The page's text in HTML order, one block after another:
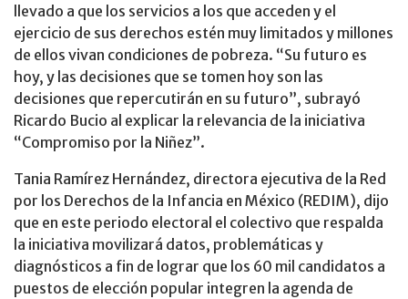
llevado a que los servicios a los que acceden y el
ejercicio de sus derechos estén muy limitados y millones
de ellos vivan condiciones de pobreza. “Su futuro es
hoy, y las decisiones que se tomen hoy son las
decisiones que repercutirán en su futuro”, subrayó
Ricardo Bucio al explicar la relevancia de la iniciativa
“Compromiso por la Niñez”.
Tania Ramírez Hernández, directora ejecutiva de la Red
por los Derechos de la Infancia en México (REDIM), dijo
que en este periodo electoral el colectivo que respalda
la iniciativa movilizará datos, problemáticas y
diagnósticos a fin de lograr que los 60 mil candidatos a
puestos de elección popular integren la agenda de